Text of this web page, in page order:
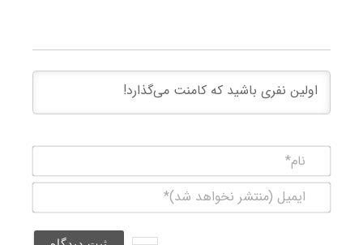
(منتشر